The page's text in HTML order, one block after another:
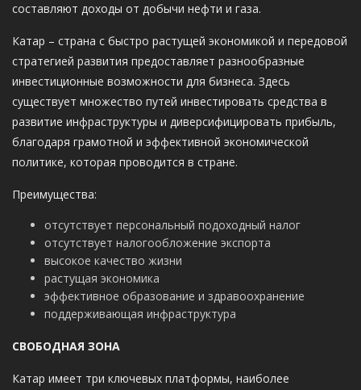
составляют доходы от добычи нефти и газа.
Катар – страна с быстро растущей экономикой и передовой
стратегией развития предоставляет разнообразные
инвестиционные возможности для бизнеса. Здесь
существует множество путей инвестировать средства в
развитие инфраструктуры и диверсифицировать прибыль,
благодаря грамотной и эффективной экономической
политике, которая проводится в стране.
Преимущества:
отсутствует персональный подоходный налог
отсутствует налогообложение экспорта
высокое качество жизни
растущая экономика
эффективное образование и здравоохранение
поддерживающая инфраструктура
СВОБОДНАЯ ЗОНА
Катар имеет три ключевых платформы, наиболее